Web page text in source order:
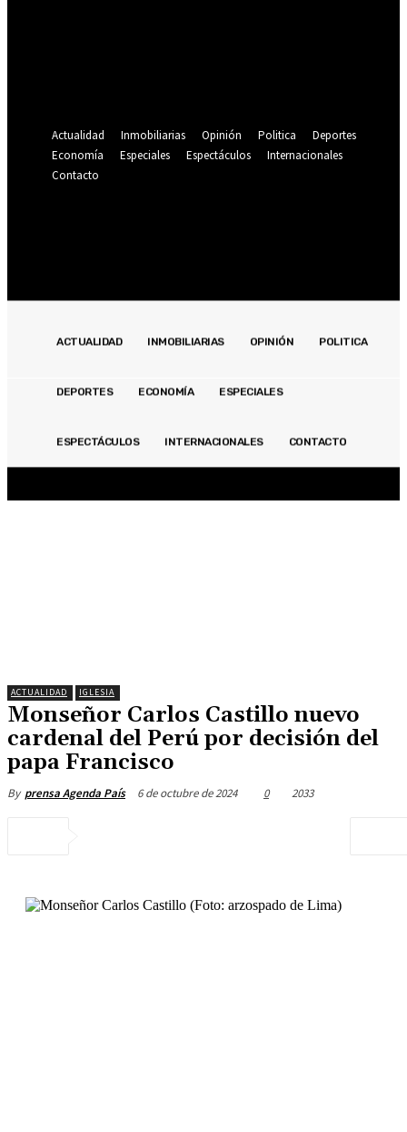
Actualidad
Inmobiliarias Opinión Politica
Deportes
Economía
Especiales Espectáculos
Internacionales
Contacto
POLITICA
DEPORTES
ECONOMÍA
ACTUALIDAD INMOBILIARIAS OPINIÓN POLITICA
DEPORTES ECONOMÍA ESPECIALES
ESPECTÁCULOS INTERNACIONALES CONTACTO
ACTUALIDAD IGLESIA
Monseñor Carlos Castillo nuevo
cardenal del Perú por decisión del
papa Francisco
By prensa Agenda País 6 de octubre de 2024 0 2033